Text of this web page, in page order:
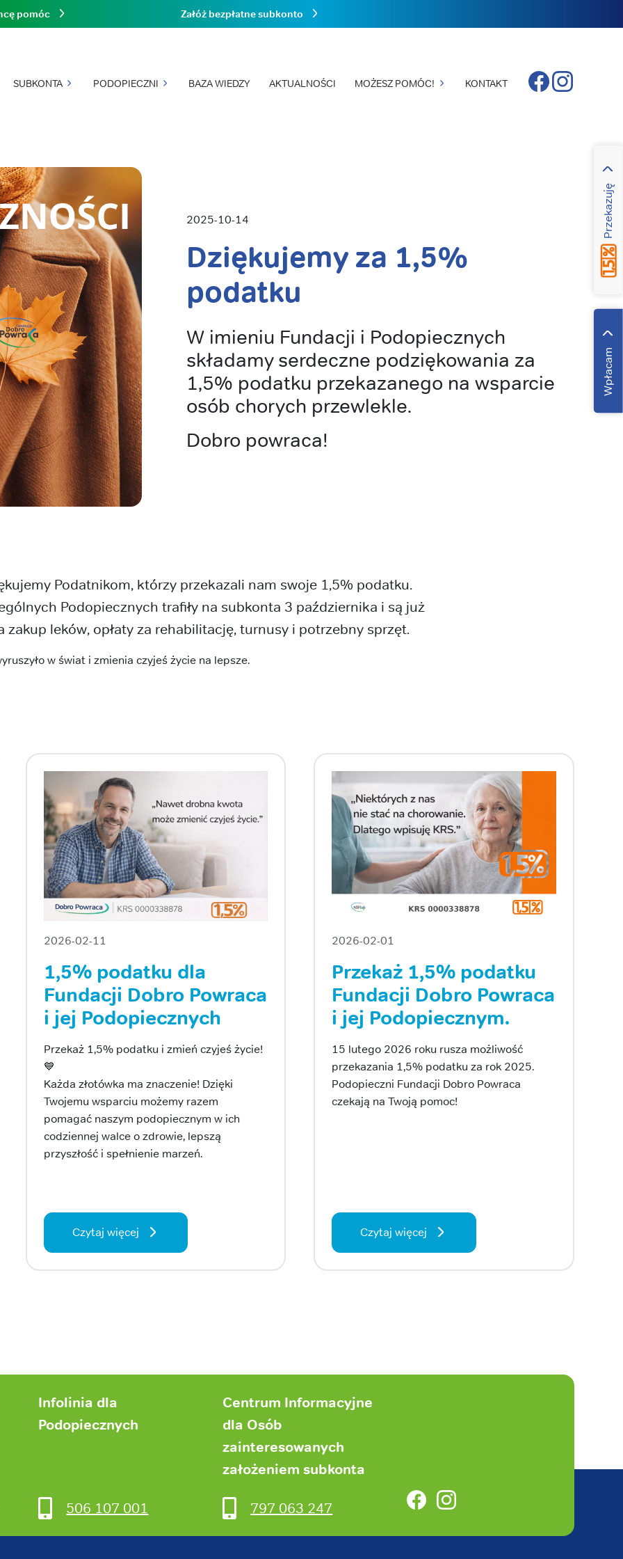
SUBKONTA PODOPIECZNI BAZA WIEDZY AKTUALNOŚCI MOŻESZ POMÓC! KONTAKT
Wpłacam
Przekazuję
pomóc Załóż bezpłatne subkonto
FacebookInstagram
2025-10-14
Dziękujemy za 1,5%
podatku
W imieniu Fundacji i Podopiecznych
składamy serdeczne podziękowania za
1,5% podatku przekazanego na wsparcie
osób chorych przewlekle.
Dobro powraca!
Podatnikom, którzy przekazali nam swoje 1,5% podatku.
Podopiecznych trafiły na subkonta 3 października i są już
zakup leków, opłaty za rehabilitację, turnusy i potrzebny sprzęt.
w świat i zmienia czyjeś życie na lepsze.
2026-02-11
1,5% podatku dla
Fundacji Dobro Powraca
i jej Podopiecznych
Przekaż 1,5% podatku i zmień czyjeś życie!
💙
Każda złotówka ma znaczenie! Dzięki
Twojemu wsparciu możemy razem
pomagać naszym podopiecznym w ich
codziennej walce o zdrowie, lepszą
przyszłość i spełnienie marzeń.
Czytaj więcej
2026-02-01
Przekaż 1,5% podatku
Fundacji Dobro Powraca
i jej Podopiecznym.
15 lutego 2026 roku rusza możliwość
przekazania 1,5% podatku za rok 2025.
Podopieczni Fundacji Dobro Powraca
czekają na Twoją pomoc!
Czytaj więcej
Infolinia dla
Podopiecznych
506 107 001
Centrum Informacyjne
dla Osób
zainteresowanych
założeniem subkonta
797 063 247
FacebookInstagram